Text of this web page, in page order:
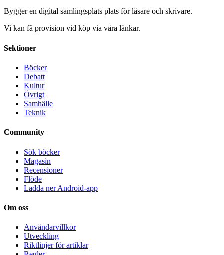
Bygger en digital samlingsplats plats för läsare och skrivare.
Vi kan få provision vid köp via våra länkar.
Sektioner
Böcker
Debatt
Kultur
Övrigt
Samhälle
Teknik
Community
Sök böcker
Magasin
Recensioner
Flöde
Ladda ner Android-app
Om oss
Användarvillkor
Utveckling
Riktlinjer för artiklar